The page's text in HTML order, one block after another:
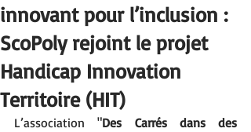
innovant pour l’inclusion :
ScoPoly rejoint le projet
Handicap Innovation
Territoire (HIT)
L’association "Des Carrés dans des